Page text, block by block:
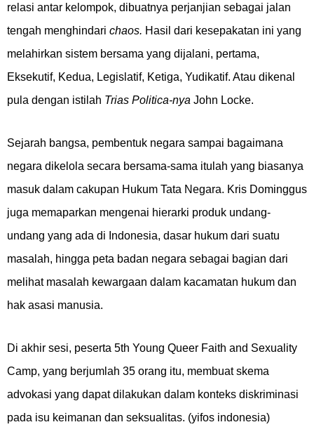
relasi antar kelompok, dibuatnya perjanjian sebagai jalan
tengah menghindari chaos. Hasil dari kesepakatan ini yang
melahirkan sistem bersama yang dijalani, pertama,
Eksekutif, Kedua, Legislatif, Ketiga, Yudikatif. Atau dikenal
pula dengan istilah Trias Politica-nya John Locke.
Sejarah bangsa, pembentuk negara sampai bagaimana
negara dikelola secara bersama-sama itulah yang biasanya
masuk dalam cakupan Hukum Tata Negara. Kris Dominggus
juga memaparkan mengenai hierarki produk undang-
undang yang ada di Indonesia, dasar hukum dari suatu
masalah, hingga peta badan negara sebagai bagian dari
melihat masalah kewargaan dalam kacamatan hukum dan
hak asasi manusia.
Di akhir sesi, peserta 5th Young Queer Faith and Sexuality
Camp, yang berjumlah 35 orang itu, membuat skema
advokasi yang dapat dilakukan dalam konteks diskriminasi
pada isu keimanan dan seksualitas. (yifos indonesia)